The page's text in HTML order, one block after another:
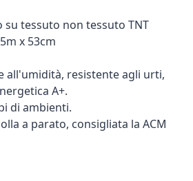
su tessuto non tessuto TNT
x 53cm
all'umidità, resistente agli urti,
A+.
di ambienti.
a parato, consigliata la ACM